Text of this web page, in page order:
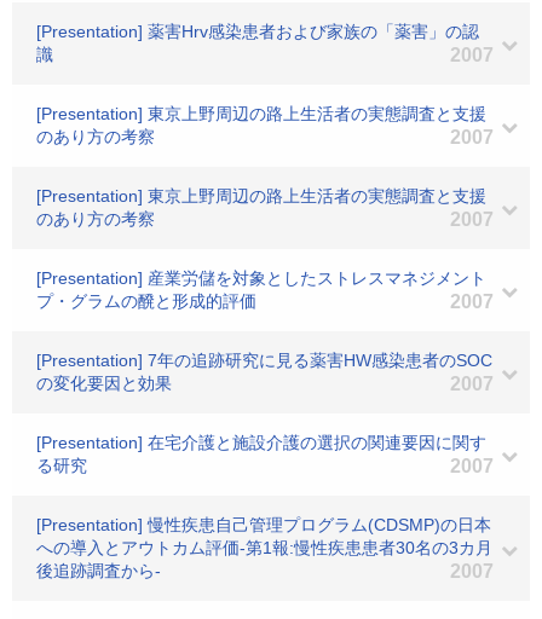
[Presentation] 薬害Hrv感染患者および家族の「薬害」の認
識
2007
[Presentation] 東京上野周辺の路上生活者の実態調査と支援
のあり方の考察
2007
[Presentation] 東京上野周辺の路上生活者の実態調査と支援
のあり方の考察
2007
[Presentation] 産業労儲を対象としたストレスマネジメント
プ・グラムの醗と形成的評価
2007
[Presentation] 7年の追跡研究に見る薬害HW感染患者のSOC
の変化要因と効果
2007
[Presentation] 在宅介護と施設介護の選択の関連要因に関す
る研究
2007
[Presentation] 慢性疾患自己管理プログラム(CDSMP)の日本
への導入とアウトカム評価-第1報:慢性疾患患者30名の3カ月
後追跡調査から-
2007